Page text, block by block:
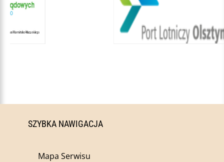
SZYBKA NAWIGACJA
Mapa Serwisu